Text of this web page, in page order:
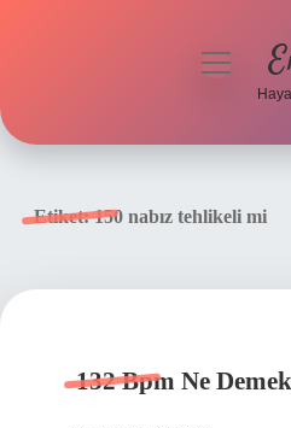
menüyü
Etiket:150 nabız tehlikeli mi
132 Bpm Ne Demek